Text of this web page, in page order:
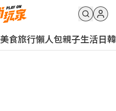
美食旅行懶人包親子生活日韓